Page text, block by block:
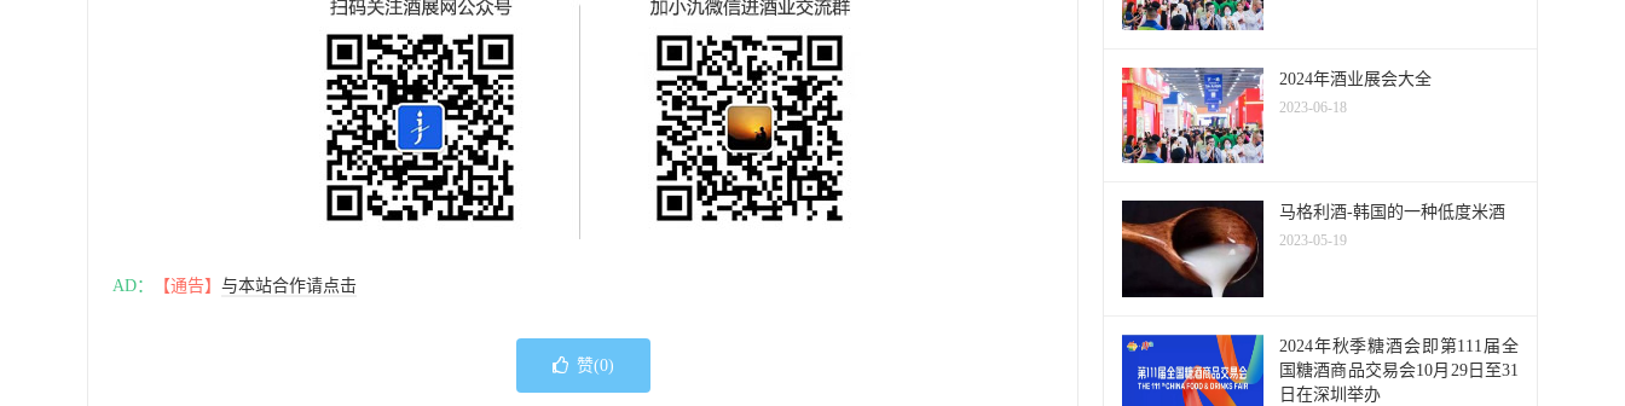
AD： 【通告】 与本站合作请点击
赞(0)
2024年酒业展会大全
2023-06-18
马格利酒-韩国的一种低度米酒
2023-05-19
2024年秋季糖酒会即第111届全
国糖酒商品交易会10月29日至31
日在深圳举办